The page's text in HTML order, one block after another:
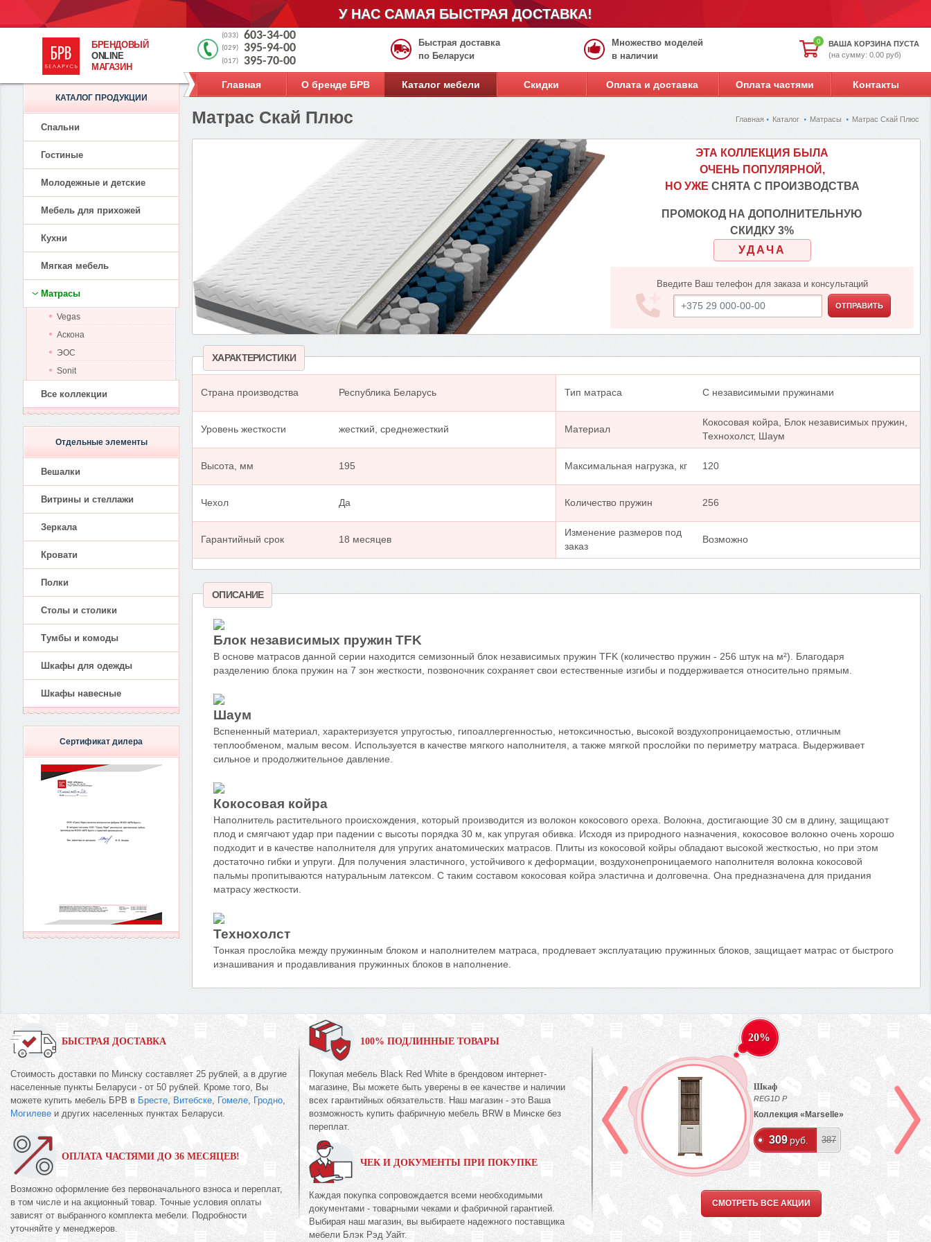
У НАС САМАЯ БЫСТРАЯ ДОСТАВКА!
БРЕНДОВЫЙ
ONLINE
МАГАЗИН
0
ВАША КОРЗИНА ПУСТА
(на сумму: 0.00 руб)
(033) 603-34-00
(029) 395-94-00
(017) 395-70-00
Быстрая доставка
по Беларуси
Множество моделей
в наличии
Главная О бренде БРВ Каталог мебели Скидки Оплата и доставка Оплата частями Контакты
Главная Каталог Матрасы Матрас Скай Плюс
Матрас Скай Плюс
ЭТА КОЛЛЕКЦИЯ БЫЛА
ОЧЕНЬ ПОПУЛЯРНОЙ,
НО УЖЕ СНЯТА С ПРОИЗВОДСТВА
ПРОМОКОД НА ДОПОЛНИТЕЛЬНУЮ
СКИДКУ 3%
УДАЧА
Введите Ваш телефон для заказа и консультаций
ОТПРАВИТЬ
ХАРАКТЕРИСТИКИ
Страна производства Республика Беларусь
Уровень жесткости жесткий, среднежесткий
Высота, мм 195
Чехол Да
Гарантийный срок 18 месяцев
Тип матраса С независимыми пружинами
Материал
Кокосовая койра, Блок независимых пружин,
Технохолст, Шаум
Максимальная нагрузка, кг 120
Количество пружин 256
Изменение размеров под
заказ
Возможно
ОПИСАНИЕ
Блок независимых пружин TFK
В основе матрасов данной серии находится семизонный блок независимых пружин TFK (количество пружин - 256 штук на м²). Благодаря
разделению блока пружин на 7 зон жесткости, позвоночник сохраняет свои естественные изгибы и поддерживается относительно прямым.
Шаум
Вспененный материал, характеризуется упругостью, гипоаллергенностью, нетоксичностью, высокой воздухопроницаемостью, отличным
теплообменом, малым весом. Используется в качестве мягкого наполнителя, а также мягкой прослойки по периметру матраса. Выдерживает
сильное и продолжительное давление.
Кокосовая койра
Наполнитель растительного происхождения, который производится из волокон кокосового ореха. Волокна, достигающие 30 см в длину, защищают
плод и смягчают удар при падении с высоты порядка 30 м, как упругая обивка. Исходя из природного назначения, кокосовое волокно очень хорошо
подходит и в качестве наполнителя для упругих анатомических матрасов. Плиты из кокосовой койры обладают высокой жесткостью, но при этом
достаточно гибки и упруги. Для получения эластичного, устойчивого к деформации, воздухонепроницаемого наполнителя волокна кокосовой
пальмы пропитываются натуральным латексом. С таким составом кокосовая койра эластична и долговечна. Она предназначена для придания
матрасу жесткости.
Технохолст
Тонкая прослойка между пружинным блоком и наполнителем матраса, продлевает эксплуатацию пружинных блоков, защищает матрас от быстрого
изнашивания и продавливания пружинных блоков в наполнение.
КАТАЛОГ ПРОДУКЦИИ
Спальни
Гостиные
Молодежные и детские
Мебель для прихожей
Кухни
Мягкая мебель
Матрасы
Vegas
Аскона
ЭОС
Sonit
Все коллекции
Отдельные элементы
Вешалки
Витрины и стеллажи
Зеркала
Кровати
Полки
Столы и столики
Тумбы и комоды
Шкафы для одежды
Шкафы навесные
Сертификат дилера
БЫСТРАЯ ДОСТАВКА
Стоимость доставки по Минску составляет 25 рублей, а в другие
населенные пункты Беларуси - от 50 рублей. Кроме того, Вы
можете купить мебель БРВ в Бресте, Витебске, Гомеле, Гродно,
Могилеве и других населенных пунктах Беларуси.
ОПЛАТА ЧАСТЯМИ ДО 36 МЕСЯЦЕВ!
Возможно оформление без первоначального взноса и переплат,
в том числе и на акционный товар. Точные условия оплаты
зависят от выбранного комплекта мебели. Подробности
уточняйте у менеджеров.
100% ПОДЛИННЫЕ ТОВАРЫ
Покупая мебель Black Red White в брендовом интернет-
магазине, Вы можете быть уверены в ее качестве и наличии
всех гарантийных обязательств. Наш магазин - это Ваша
возможность купить фабричную мебель BRW в Минске без
переплат.
ЧЕК И ДОКУМЕНТЫ ПРИ ПОКУПКЕ
Каждая покупка сопровождается всеми необходимыми
документами - товарными чеками и фабричной гарантией.
Выбирая наш магазин, вы выбираете надежного поставщика
мебели Блэк Рэд Уайт.
20%
Шкаф
REG1D P
Коллекция «Marselle»
309 руб. 387
СМОТРЕТЬ ВСЕ АКЦИИ